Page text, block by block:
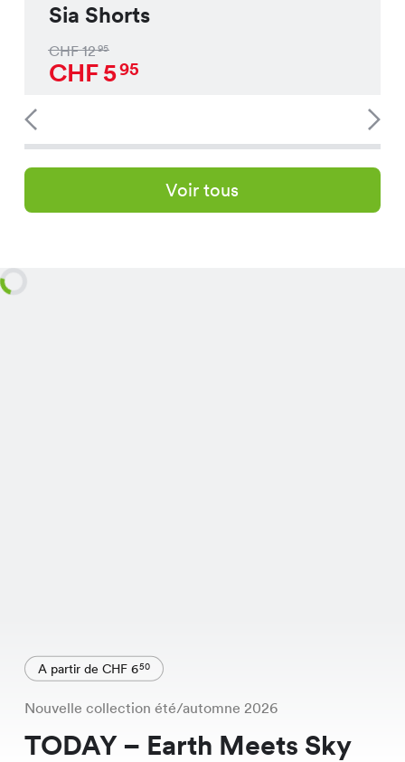
Sia Shorts
CHF1295
CHF595
Voir tous
A partir de CHF 650
Nouvelle collection été/automne 2026
TODAY – Earth Meets Sky